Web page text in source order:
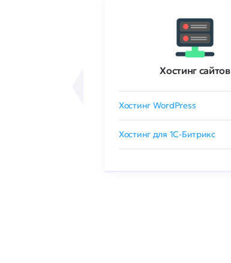
Хостинг сайтов
Хостинг WordPress
Хостинг для 1C-Битрикс